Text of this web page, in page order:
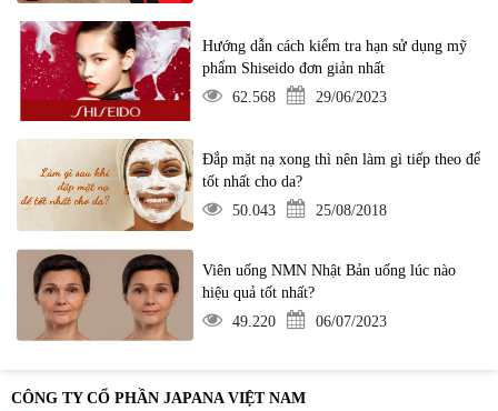
Hướng dẫn cách kiểm tra hạn sử dụng mỹ
phẩm Shiseido đơn giản nhất
62.568
29/06/2023
Đắp mặt nạ xong thì nên làm gì tiếp theo để
tốt nhất cho da?
50.043
25/08/2018
Viên uống NMN Nhật Bản uống lúc nào
hiệu quả tốt nhất?
49.220
06/07/2023
CÔNG TY CỔ PHẦN JAPANA VIỆT NAM